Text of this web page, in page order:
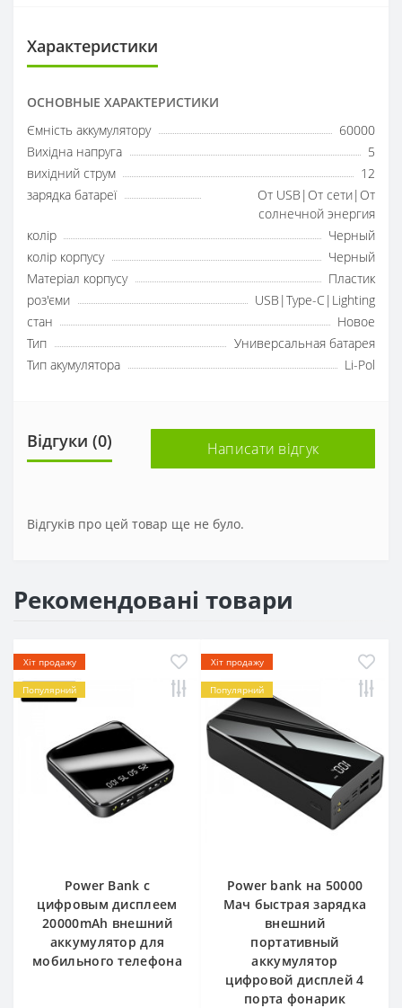
Характеристики
ОСНОВНЫЕ ХАРАКТЕРИСТИКИ
Ємність аккумулятору
60000
Вихідна напруга
5
вихідний струм
12
зарядка батареї
От USB|От сети|От
солнечной энергия
колір
Черный
колір корпусу
Черный
Матеріал корпусу
Пластик
роз'єми
USB|Type-C|Lighting
стан
Новое
Тип
Универсальная батарея
Тип акумулятора
Li-Pol
Відгуки (0) Написати відгук
Відгуків про цей товар ще не було.
Рекомендовані товари
Хіт продажу
Популярний
Power Bank с
цифровым дисплеем
20000mAh внешний
аккумулятор для
мобильного телефона
Хіт продажу
Популярний
Power bank на 50000
Мач быстрая зарядка
внешний
портативный
аккумулятор
цифровой дисплей 4
порта фонарик